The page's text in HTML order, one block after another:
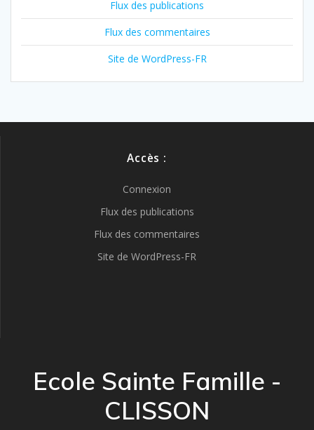
Flux des publications
Flux des commentaires
Site de WordPress-FR
Accès :
Connexion
Flux des publications
Flux des commentaires
Site de WordPress-FR
Ecole Sainte Famille -
CLISSON